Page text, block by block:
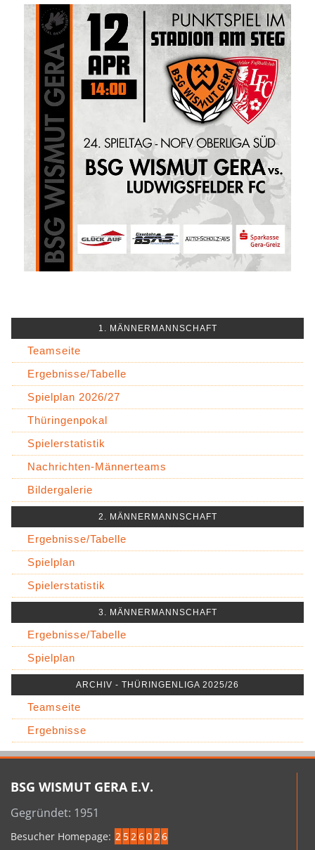
1. MÄNNERMANNSCHAFT
Teamseite
Ergebnisse/Tabelle
Spielplan 2026/27
Thüringenpokal
Spielerstatistik
Nachrichten-Männerteams
Bildergalerie
2. MÄNNERMANNSCHAFT
Ergebnisse/Tabelle
Spielplan
Spielerstatistik
3. MÄNNERMANNSCHAFT
Ergebnisse/Tabelle
Spielplan
ARCHIV - THÜRINGENLIGA 2025/26
Teamseite
Ergebnisse
BSG WISMUT GERA E.V.
Gegründet: 1951
Besucher Homepage: 2 526026